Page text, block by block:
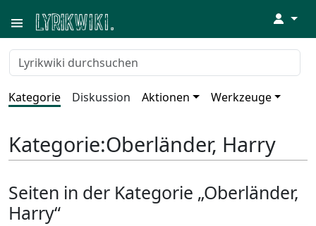
↓
Kategorie Diskussion Aktionen Werkzeuge
Kategorie:Oberländer, Harry
Seiten in der Kategorie „Oberländer,
Harry“